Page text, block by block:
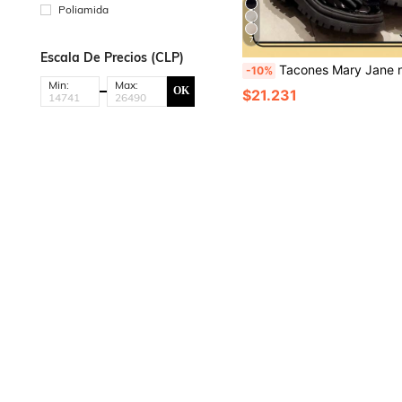
Poliamida
Escala De Precios (CLP)
Min: Max: OK
7
-10% Tacones Mary Jane negros, nuevos zapatos de plataforma/tacón bajo de estilo universitario versátil para el verano 2024, zapatos
$21.231